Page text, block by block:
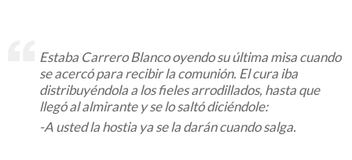
Estaba Carrero Blanco oyendo su última misa cuando
se acercó para recibir la comunión. El cura iba
distribuyéndola a los fieles arrodillados, hasta que
llegó al almirante y se lo saltó diciéndole:
-A usted la hostia ya se la darán cuando salga.